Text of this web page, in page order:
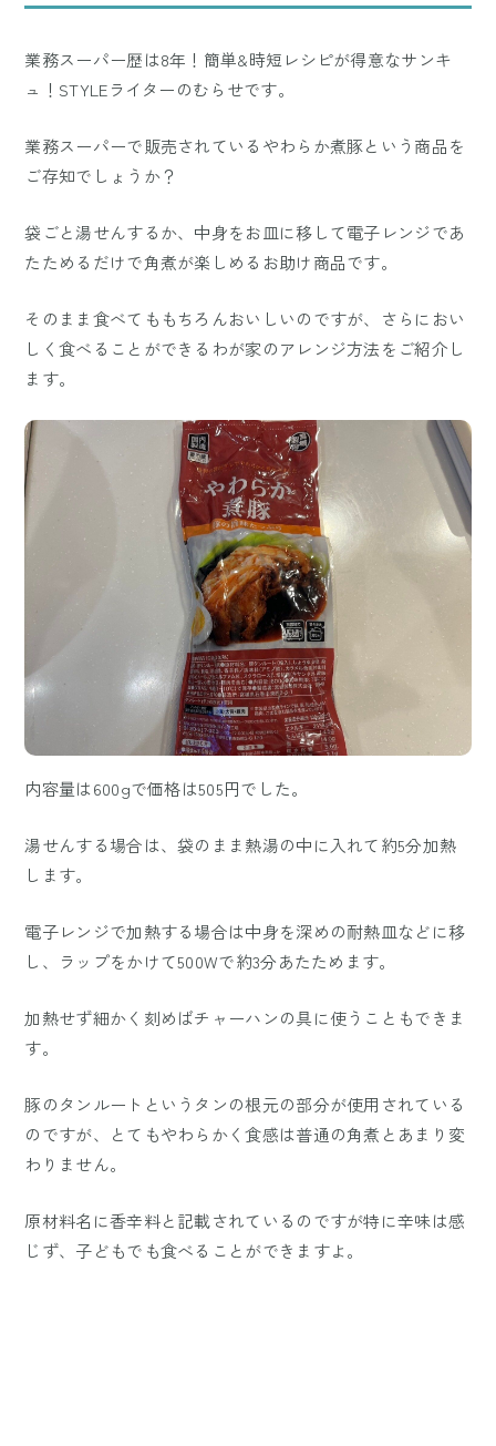
業務スーパー歴は8年！簡単&時短レシピが得意なサンキ
ュ！STYLEライターのむらせです。
業務スーパーで販売されているやわらか煮豚という商品を
ご存知でしょうか？
袋ごと湯せんするか、中身をお皿に移して電子レンジであ
たためるだけで角煮が楽しめるお助け商品です。
そのまま食べてももちろんおいしいのですが、さらにおい
しく食べることができるわが家のアレンジ方法をご紹介し
ます。
内容量は600gで価格は505円でした。
湯せんする場合は、袋のまま熱湯の中に入れて約5分加熱
します。
電子レンジで加熱する場合は中身を深めの耐熱皿などに移
し、ラップをかけて500Wで約3分あたためます。
加熱せず細かく刻めばチャーハンの具に使うこともできま
す。
豚のタンルートというタンの根元の部分が使用されている
のですが、とてもやわらかく食感は普通の角煮とあまり変
わりません。
原材料名に香辛料と記載されているのですが特に辛味は感
じず、子どもでも食べることができますよ。